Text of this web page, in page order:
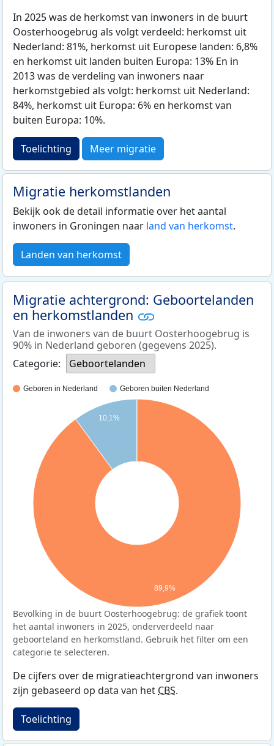
In 2025 was de herkomst van inwoners in de buurt
Oosterhoogebrug als volgt verdeeld: herkomst uit
Nederland: 81%, herkomst uit Europese landen: 6,8%
en herkomst uit landen buiten Europa: 13% En in
2013 was de verdeling van inwoners naar
herkomstgebied als volgt: herkomst uit Nederland:
84%, herkomst uit Europa: 6% en herkomst van
buiten Europa: 10%.
Toelichting Meer migratie
Migratie herkomstlanden
Bekijk ook de detail informatie over het aantal
inwoners in Groningen naar land van herkomst.
Landen van herkomst
Migratie achtergrond: Geboortelanden
en herkomstlanden
Van de inwoners van de buurt Oosterhoogebrug is
90% in Nederland geboren (gegevens 2025).
Categorie:
Geboortelanden
Geboren in Nederland Geboren buiten Nederland
10,1%
89,9%
Bevolking in de buurt Oosterhoogebrug: de grafiek toont
het aantal inwoners in 2025, onderverdeeld naar
geboorteland en herkomstland. Gebruik het filter om een
categorie te selecteren.
De cijfers over de migratieachtergrond van inwoners
zijn gebaseerd op data van het CBS.
Toelichting